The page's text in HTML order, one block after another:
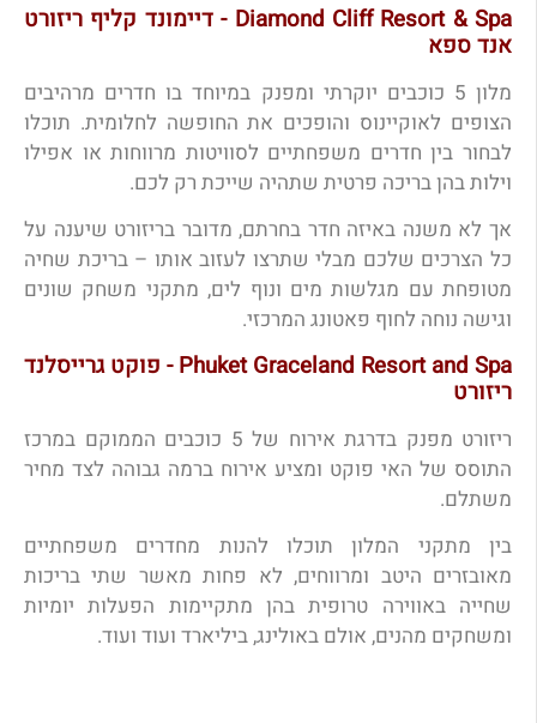
Diamond Cliff Resort & Spa - דיימונד קליף ריזורט
אנד ספא
מלון 5 כוכבים יוקרתי ומפנק במיוחד בו חדרים מרהיבים
הצופים לאוקיינוס והופכים את החופשה לחלומית. תוכלו
לבחור בין חדרים משפחתיים לסוויטות מרווחות או אפילו
וילות בהן בריכה פרטית שתהיה שייכת רק לכם.
אך לא משנה באיזה חדר בחרתם, מדובר בריזורט שיענה על
כל הצרכים שלכם מבלי שתרצו לעזוב אותו – בריכת שחיה
מטופחת עם מגלשות מים ונוף לים, מתקני משחק שונים
וגישה נוחה לחוף פאטונג המרכזי.
Phuket Graceland Resort and Spa - פוקט גרייסלנד
ריזורט
ריזורט מפנק בדרגת אירוח של 5 כוכבים הממוקם במרכז
התוסס של האי פוקט ומציע אירוח ברמה גבוהה לצד מחיר
משתלם.
בין מתקני המלון תוכלו להנות מחדרים משפחתיים
מאובזרים היטב ומרווחים, לא פחות מאשר שתי בריכות
שחייה באווירה טרופית בהן מתקיימות הפעלות יומיות
ומשחקים מהנים, אולם באולינג, ביליארד ועוד ועוד.